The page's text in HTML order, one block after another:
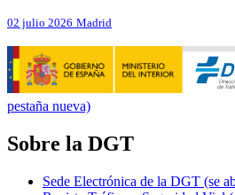
02 julio 2026 Madrid
pestaña nueva)
Sobre la DGT
Sede Electrónica de la DGT (se